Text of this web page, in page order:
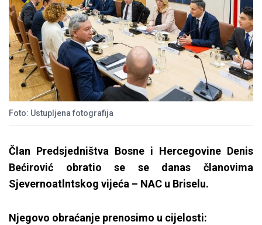
Foto: Ustupljena fotografija
Član Predsjedništva Bosne i Hercegovine Denis
Bećirović obratio se se danas članovima
Sjevernoatlntskog vijeća – NAC u Briselu.
Njegovo obraćanje prenosimo u cijelosti: